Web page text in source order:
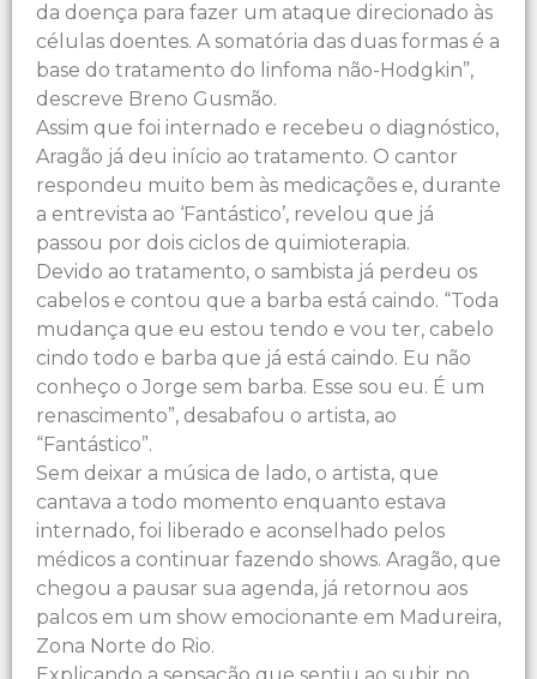
da doença para fazer um ataque direcionado às
células doentes. A somatória das duas formas é a
base do tratamento do linfoma não-Hodgkin”,
descreve Breno Gusmão.
Assim que foi internado e recebeu o diagnóstico,
Aragão já deu início ao tratamento. O cantor
respondeu muito bem às medicações e, durante
a entrevista ao ‘Fantástico’, revelou que já
passou por dois ciclos de quimioterapia.
Devido ao tratamento, o sambista já perdeu os
cabelos e contou que a barba está caindo. “Toda
mudança que eu estou tendo e vou ter, cabelo
cindo todo e barba que já está caindo. Eu não
conheço o Jorge sem barba. Esse sou eu. É um
renascimento”, desabafou o artista, ao
“Fantástico”.
Sem deixar a música de lado, o artista, que
cantava a todo momento enquanto estava
internado, foi liberado e aconselhado pelos
médicos a continuar fazendo shows. Aragão, que
chegou a pausar sua agenda, já retornou aos
palcos em um show emocionante em Madureira,
Zona Norte do Rio.